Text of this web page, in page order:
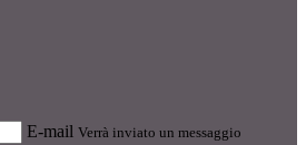
E-mail Verrà inviato un messaggio